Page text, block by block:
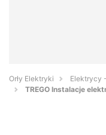
Orły Elektryki
Elektrycy
TREGO Instalacje